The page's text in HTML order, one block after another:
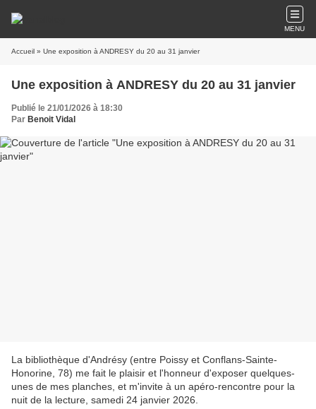
MENU
Accueil » Une exposition à ANDRESY du 20 au 31 janvier
Une exposition à ANDRESY du 20 au 31 janvier
Publié le 21/01/2026 à 18:30
Par Benoit Vidal
La bibliothèque d'Andrésy (entre Poissy et Conflans-Sainte-
Honorine, 78) me fait le plaisir et l'honneur d'exposer quelques-
unes de mes planches, et m'invite à un apéro-rencontre pour la
nuit de la lecture, samedi 24 janvier 2026.